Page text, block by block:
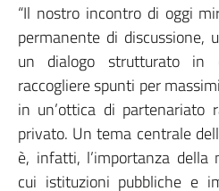
“Il nostro incontro di oggi
permanente di discussione,
un dialogo strutturato in
raccogliere spunti per
in un’ottica di partenariato
privato. Un tema centrale
è, infatti, l’importanza della
cui istituzioni pubbliche e